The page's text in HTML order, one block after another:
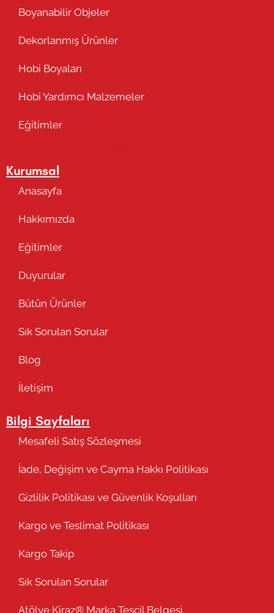
Boyanabilir Objeler
Dekorlanmış Ürünler
Hobi Boyaları
Hobi Yardımcı Malzemeler
Eğitimler
Kurumsal
Anasayfa
Hakkımızda
Eğitimler
Duyurular
Bütün Ürünler
Sık Sorulan Sorular
Blog
İletişim
Bilgi Sayfaları
Mesafeli Satış Sözleşmesi
İade, Değişim ve Cayma Hakkı Politikası
Gizlilik Politikası ve Güvenlik Koşulları
Kargo ve Teslimat Politikası
Kargo Takip
Sık Sorulan Sorular
Atölye Kiraz® Marka Tescil Belgesi